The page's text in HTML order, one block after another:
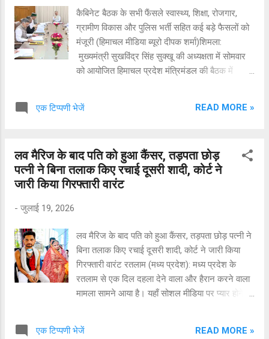
सूचित किया। पड़ोसियों की मदद से दरवाजा तोड़कर जब
लोग अंदर दाखिल हुए, तो वह फंदे से लटका हुआ मिला। ​
अस्पताल पहुंचने पर डॉक्टरों ने घोषित किया मृत आनन-
फानन में परिजन और स्थानीय लोग उसे गंभ...
कैबिनेट बैठक के सभी फैंसले स्वास्थ्य, शिक्षा, रोजगार,
ग्रामीण विकास और पुलिस भर्ती सहित कई बड़े फैसलों को
मंजूरी (हिमाचल मीडिया ब्यूरो दीपक शर्मा)शिमला:
मुख्यमंत्री सुखविंद्र सिंह सुक्खू की अध्यक्षता में सोमवार
को आयोजित हिमाचल प्रदेश मंत्रिमंडल की बैठक में
कल्याण से जुड़े कई महत्वपूर्ण निर्णय लिए गए। मंत्रिमंडल
को मंजूरी प्रदान की। स्वास्थ्य एवं चिकित्सा क्षेत्र डीएम/
एमसीएच तथा डीआरएनबी योग्यता प्राप्त सुपर स्पेशियलिटी
संकाय सदस्यों को नॉन-प्रैक्टिसिंग अलाउंस (एनपीए) देने
से 60,000 रुपये तृतीय वर्ष: 50,000 से 65,000 रुपये
आशा कार्यकर्ताओं का मानदेय 5,800 से बढ़ाकर 6,800
रुपये प्रतिमाह। आईजीएमसी शिमला एवं डॉ. राजेंद्र
प्रसाद मेडिकल कॉलेज टांड...
एक टिप्पणी भेजें READ MORE »
लव मैरिज के बाद पति को हुआ कैंसर, तड़पता छोड़
पत्नी ने बिना तलाक किए रचाई दूसरी शादी, कोर्ट ने
जारी किया गिरफ्तारी वारंट
- जुलाई 19, 2026
लव मैरिज के बाद पति को हुआ कैंसर, तड़पता छोड़ पत्नी ने
बिना तलाक किए रचाई दूसरी शादी, कोर्ट ने जारी किया
गिरफ्तारी वारंट रतलाम (मध्य प्रदेश): मध्य प्रदेश के
रतलाम से एक दिल दहला देने वाला और हैरान करने वाला
मामला सामने आया है। यहाँ सोशल मीडिया पर प्यार होने के
चली गई। इतना ही नहीं, पीड़ित पति का आरोप है कि पत्नी
एक टिप्पणी भेजें READ MORE »